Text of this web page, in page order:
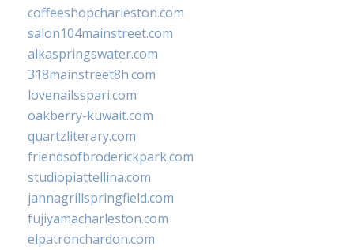
coffeeshopcharleston.com
salon104mainstreet.com
alkaspringswater.com
318mainstreet8h.com
lovenailsspari.com
oakberry-kuwait.com
quartzliterary.com
friendsofbroderickpark.com
studiopiattellina.com
jannagrillspringfield.com
fujiyamacharleston.com
elpatronchardon.com